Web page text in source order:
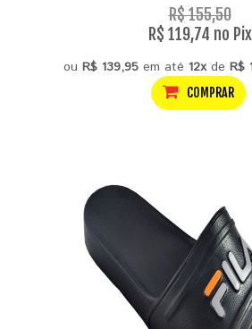
R$ 155,50
R$ 119,74 no Pix
ou R$ 139,95 em até 12xde R$
COMPRAR